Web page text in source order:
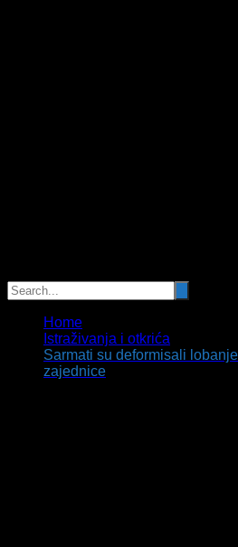
Home
Istraživanja i otkrića
Sarmati su deformisali
zajednice